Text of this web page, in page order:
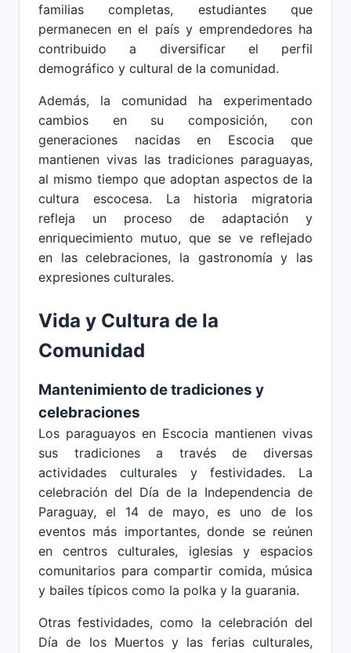
familias completas, estudiantes que
permanecen en el país y emprendedores ha
contribuido a diversificar el perfil
demográfico y cultural de la comunidad.
Además, la comunidad ha experimentado
cambios en su composición, con
generaciones nacidas en Escocia que
mantienen vivas las tradiciones paraguayas,
al mismo tiempo que adoptan aspectos de la
cultura escocesa. La historia migratoria
refleja un proceso de adaptación y
enriquecimiento mutuo, que se ve reflejado
en las celebraciones, la gastronomía y las
expresiones culturales.
Vida y Cultura de la
Comunidad
Mantenimiento de tradiciones y
celebraciones
Los paraguayos en Escocia mantienen vivas
sus tradiciones a través de diversas
actividades culturales y festividades. La
celebración del Día de la Independencia de
Paraguay, el 14 de mayo, es uno de los
eventos más importantes, donde se reúnen
en centros culturales, iglesias y espacios
comunitarios para compartir comida, música
y bailes típicos como la polka y la guarania.
Otras festividades, como la celebración del
Día de los Muertos y las ferias culturales,